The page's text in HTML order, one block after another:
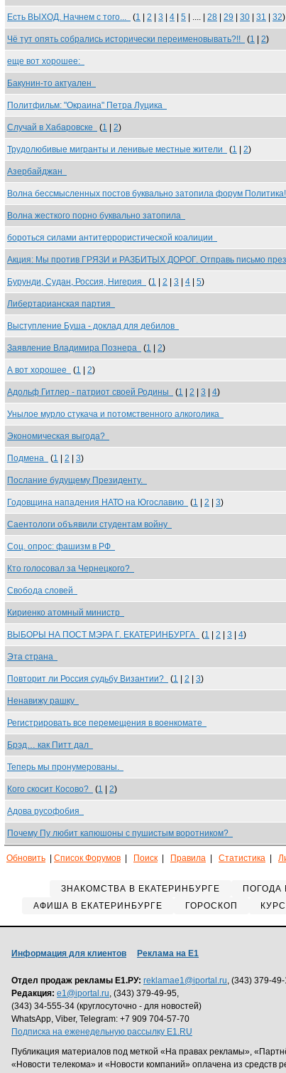
Есть ВЫХОД. Начнем с того... (1 2 3 4 5 | .... | 28 29 30 31 32)
Чё тут опять собрались исторически переименовывать?!! (1 2)
еще вот хорошее:
Бакунин-то актуален
Политфильм: "Окраина" Петра Луцика
Случай в Хабаровске (1 2)
Трудолюбивые мигранты и ленивые местные жители (1 2)
Азербайджан
Волна бессмысленных постов буквально затопила форум Политика!
Волна жесткого порно буквально затопила
бороться силами антитеррористической коалиции
Акция: Мы против ГРЯЗИ и РАЗБИТЫХ ДОРОГ. Отправь письмо
Бурунди, Судан, Россия, Нигерия (1 2 3 4 5)
Либертарианская партия
Выступление Буша - доклад для дебилов
Заявление Владимира Познера (1 2)
А вот хорошее (1 2)
Адольф Гитлер - патриот своей Родины (1 2 3 4)
Унылое мурло стукача и потомственного алкоголика
Экономическая выгода?
Подмена (1 2 3)
Послание будущему Президенту.
Годовщина нападения НАТО на Югославию (1 2 3)
Саентологи объявили студентам войну
Соц. опрос: фашизм в РФ
Кто голосовал за Чернецкого?
Свобода словей
Кириенко атомный министр
ВЫБОРЫ НА ПОСТ МЭРА Г. ЕКАТЕРИНБУРГА (1 2 3 4)
Эта страна
Повторит ли Россия судьбу Византии? (1 2 3)
Ненавижу рашку
Регистрировать все перемещения в военкомате
Брэд… как Питт дал
Теперь мы пронумерованы.
Кого скосит Косово? (1 2)
Адова русофобия
Почему Пу любит капюшоны с пушистым воротником?
Обновить Список Форумов Поиск Правила Статистика
ЗНАКОМСТВА В ЕКАТЕРИНБУРГЕ ПОГОДА
АФИША В ЕКАТЕРИНБУРГЕ
ГОРОСКОП
Информация для клиентов Реклама на Е1
Отдел продаж рекламы Е1.РУ: reklamae1@iportal.ru, (343) 379-
Редакция: e1@iportal.ru, (343) 379-49-95,
(343) 34-555-34 (круглосуточно - для новостей)
WhatsApp, Viber, Telegram: +7 909 704-57-70
Подписка на еженедельную рассылку E1.RU
Публикация материалов под меткой «На правах рекламы»,
«Новости телекома» и «Новости компаний» оплачена из средств